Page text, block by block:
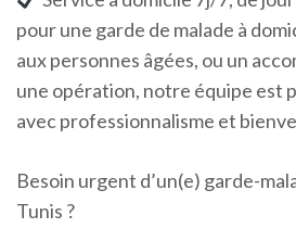
pour une garde de malade à
aux personnes âgées, ou un
une opération, notre équipe est
avec professionnalisme et
Besoin urgent d’un(e) garde-
Tunis ?